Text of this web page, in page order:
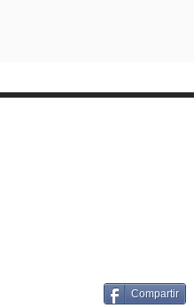
Compartir